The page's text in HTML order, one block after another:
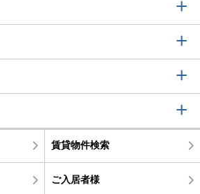
賃貸物件検索
ご入居者様